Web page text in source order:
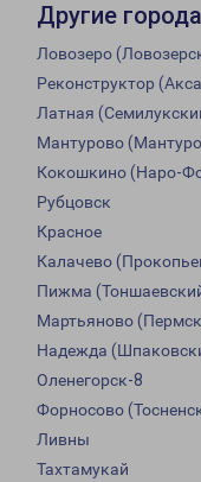
Другие города
Ловозеро
Реконструктор
Латная
Мантурово
Кокошкино (Наро-
Рубцовск
Красное
Калачево
Пижма
Мартьяново
Надежда
Оленегорск-8
Форносово
Ливны
Тахтамукай